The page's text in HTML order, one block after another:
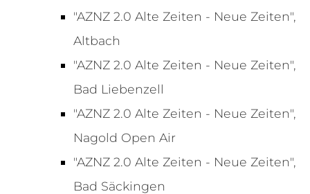
"AZNZ 2.0 Alte Zeiten - Neue Zeiten",
Altbach
"AZNZ 2.0 Alte Zeiten - Neue Zeiten",
Bad Liebenzell
"AZNZ 2.0 Alte Zeiten - Neue Zeiten",
Nagold Open Air
"AZNZ 2.0 Alte Zeiten - Neue Zeiten",
Bad Säckingen